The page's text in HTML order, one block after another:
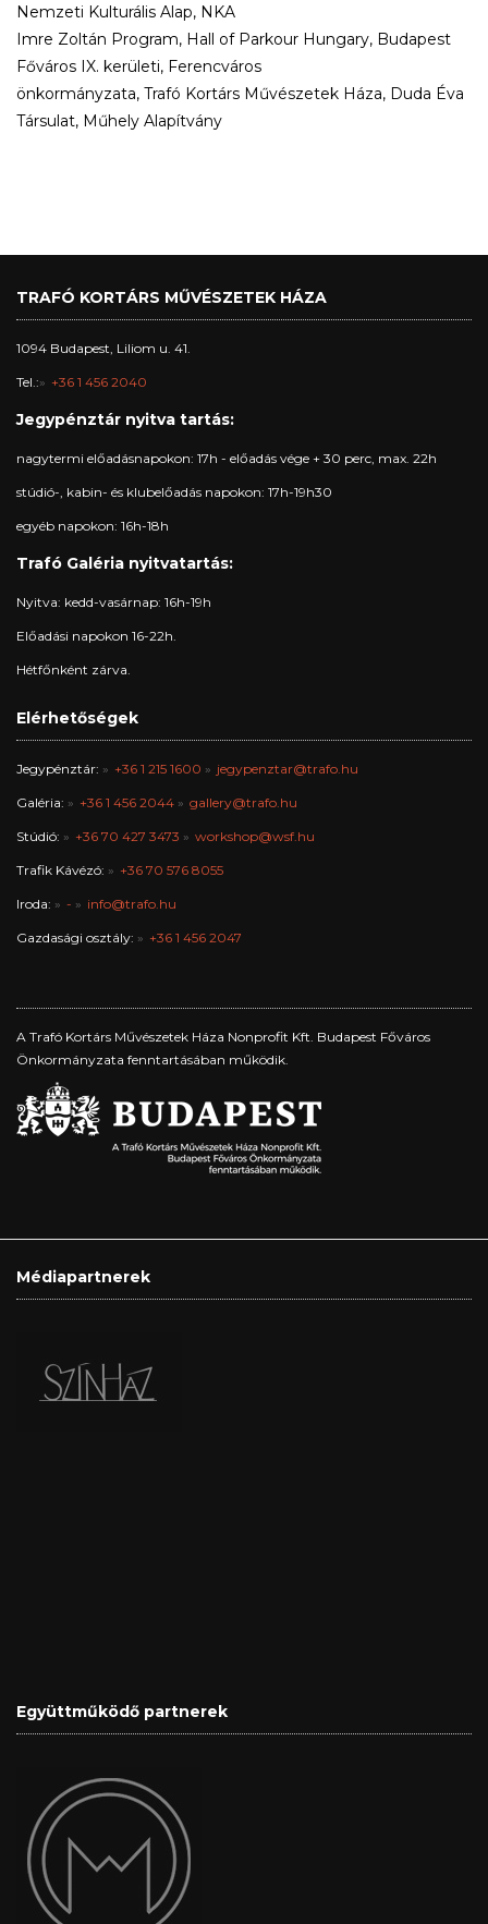
Nemzeti Kulturális Alap, NKA
Imre Zoltán Program, Hall of Parkour Hungary, Budapest
Főváros IX. kerületi, Ferencváros
önkormányzata, Trafó Kortárs Művészetek Háza, Duda Éva
Társulat, Műhely Alapítvány
TRAFÓ KORTÁRS MŰVÉSZETEK HÁZA
1094 Budapest, Liliom u. 41.
Tel.: +36 1 456 2040
Jegypénztár nyitva tartás:
nagytermi előadásnapokon: 17h - előadás vége + 30 perc, max. 22h
stúdió-, kabin- és klubelőadás napokon: 17h-19h30
egyéb napokon: 16h-18h
Trafó Galéria nyitvatartás:
Nyitva: kedd-vasárnap: 16h-19h
Előadási napokon 16-22h.
Hétfőnként zárva.
Elérhetőségek
Jegypénztár: +36 1 215 1600 jegypenztar@trafo.hu
Galéria: +36 1 456 2044 gallery@trafo.hu
Stúdió: +36 70 427 3473 workshop@wsf.hu
Trafik Kávézó: +36 70 576 8055
Iroda: - info@trafo.hu
Gazdasági osztály: +36 1 456 2047
A Trafó Kortárs Művészetek Háza Nonprofit Kft. Budapest Főváros
Önkormányzata fenntartásában működik.
Médiapartnerek
Együttműködő partnerek